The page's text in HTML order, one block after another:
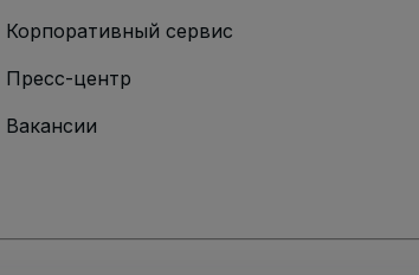
Корпоративный сервис
Пресс-центр
Вакансии